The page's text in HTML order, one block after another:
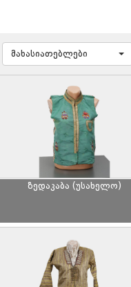
მახასიათებლები
ზედაკაბა (უსახელო)